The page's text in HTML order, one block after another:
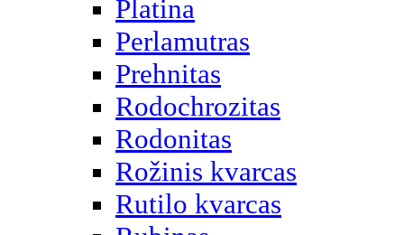
Platina
Perlamutras
Prehnitas
Rodochrozitas
Rodonitas
Rožinis kvarcas
Rutilo kvarcas